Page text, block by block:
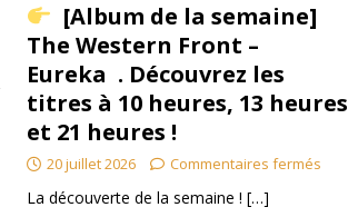
[Album de la semaine]
The Western Front –
Eureka . Découvrez les
titres à 10 heures, 13 heures
et 21 heures !
20 juillet 2026 Commentaires fermés
La découverte de la semaine ! […]